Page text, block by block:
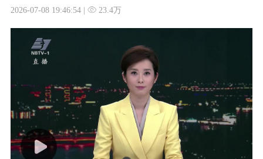
2026-07-08 19:46:54 |
23.4万